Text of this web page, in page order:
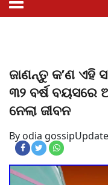
ଜାଣନ୍ତୁ କ’ଣ ଏହି
୩୨ ବର୍ଷ ବୟସରେ
ନେଲା ଜୀବନ
By odia gossip